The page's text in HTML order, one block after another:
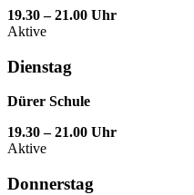
19.30 – 21.00 Uhr
Aktive
Dienstag
Dürer Schule
19.30 – 21.00 Uhr
Aktive
Donnerstag